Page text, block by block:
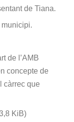
de Tiana.
de l’AMB
concepte de
càrrec que
KiB)